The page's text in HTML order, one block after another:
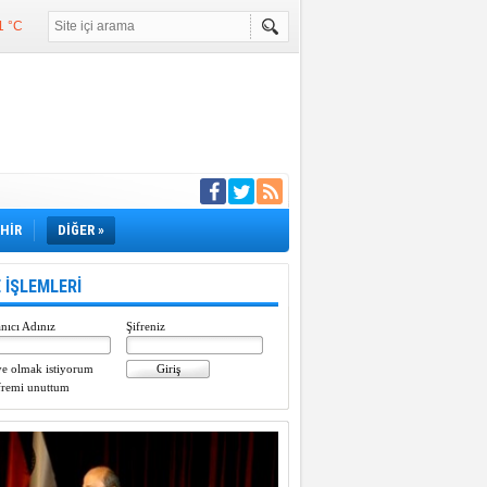
°C
girdi
DİĞER »
İŞLEMLERİ
Adınız Şifreniz
olmak istiyorum
unuttum